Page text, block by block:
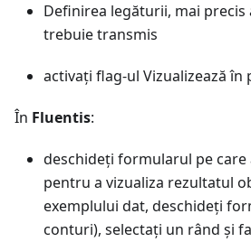
Definirea legăturii, mai
trebuie transmis
activați flag-ul Vizualizează în
În Fluentis:
deschideți formularul pe
pentru a vizualiza rezultatul
exemplului dat, deschideți
conturi), selectați un rând și